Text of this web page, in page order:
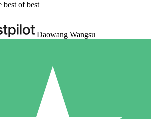
best of best
Daowang Wangsu